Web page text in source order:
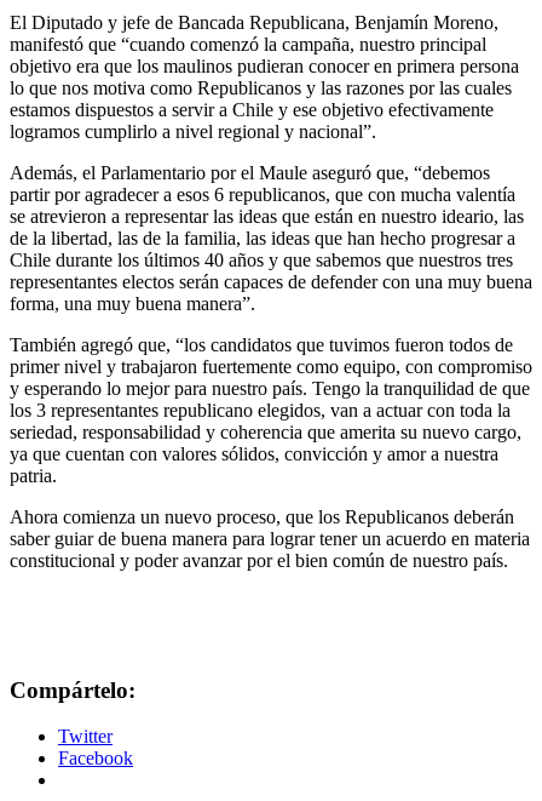
El Diputado y jefe de Bancada Republicana, Benjamín Moreno,
manifestó que “cuando comenzó la campaña, nuestro principal
objetivo era que los maulinos pudieran conocer en primera persona
lo que nos motiva como Republicanos y las razones por las cuales
estamos dispuestos a servir a Chile y ese objetivo efectivamente
logramos cumplirlo a nivel regional y nacional”.
Además, el Parlamentario por el Maule aseguró que, “debemos
partir por agradecer a esos 6 republicanos, que con mucha valentía
se atrevieron a representar las ideas que están en nuestro ideario, las
de la libertad, las de la familia, las ideas que han hecho progresar a
Chile durante los últimos 40 años y que sabemos que nuestros tres
representantes electos serán capaces de defender con una muy buena
forma, una muy buena manera”.
También agregó que, “los candidatos que tuvimos fueron todos de
primer nivel y trabajaron fuertemente como equipo, con compromiso
y esperando lo mejor para nuestro país. Tengo la tranquilidad de que
los 3 representantes republicano elegidos, van a actuar con toda la
seriedad, responsabilidad y coherencia que amerita su nuevo cargo,
ya que cuentan con valores sólidos, convicción y amor a nuestra
patria.
Ahora comienza un nuevo proceso, que los Republicanos deberán
saber guiar de buena manera para lograr tener un acuerdo en materia
constitucional y poder avanzar por el bien común de nuestro país.
Compártelo:
Twitter
Facebook